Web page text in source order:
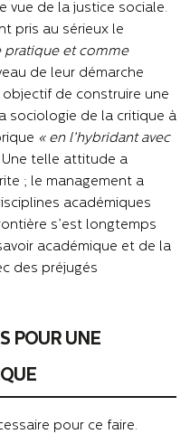
vue de la justice sociale.
pris au sérieux le
pratique et comme
de leur démarche
de construire une
sociologie de la critique à
« en l’hybridant avec
Une telle attitude a
; le management a
académiques
s’est longtemps
académique et de la
des préjugés
POUR UNE
pour ce faire.